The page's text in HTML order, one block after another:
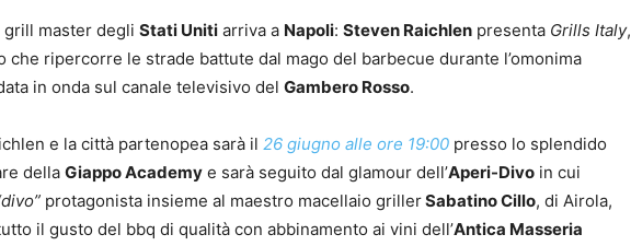
master degli Stati Uniti arriva a Napoli: Steven Raichlen presenta Grills Italy,
che ripercorre le strade battute dal mago del barbecue durante l’omonima
in onda sul canale televisivo del Gambero Rosso.
e la città partenopea sarà il 26 giugno alle ore 19:00 presso lo splendido
della Giappo Academy e sarà seguito dal glamour dell’Aperi-Divo in cui
protagonista insieme al maestro macellaio grillerSabatino Cillo, di Airola,
il gusto del bbq di qualità con abbinamento ai vini dell’Antica Masseria